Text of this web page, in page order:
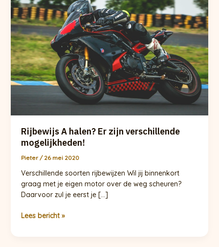
Rijbewijs A halen? Er zijn verschillende
mogelijkheden!
Pieter/ 26 mei 2020
Verschillende soorten rijbewijzen Wil jij binnenkort
graag met je eigen motor over de weg scheuren?
Daarvoor zul je eerst je […]
Rijbewijs
Lees bericht »